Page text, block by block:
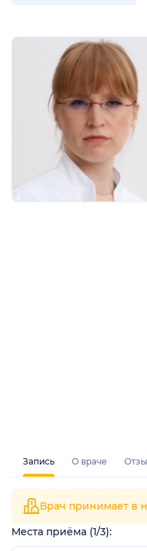
Запись О враче
Врач принимает в
Места приёма (1/3):